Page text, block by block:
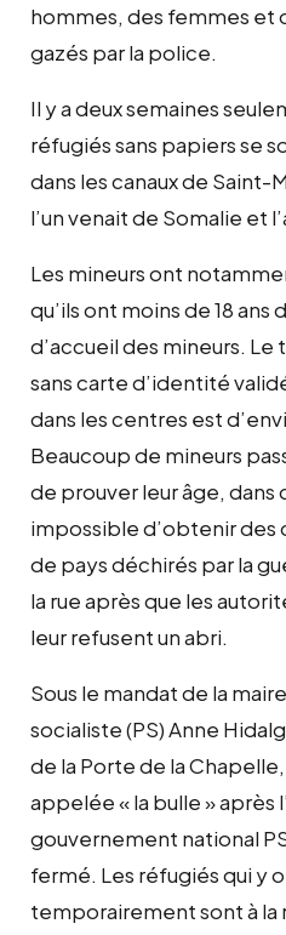
hommes, des femmes et
gazés par la police.
Il y a deux semaines
réfugiés sans papiers se
dans les canaux de Saint-
l’un venait de Somalie et
Les mineurs ont
qu’ils ont moins de 18 ans
d’accueil des mineurs. Le
sans carte d’identité
dans les centres est
Beaucoup de mineurs
de prouver leur âge, dans
impossible d’obtenir
de pays déchirés par la
la rue après que les
leur refusent un abri.
Sous le mandat de la
socialiste (PS) Anne
de la Porte de la
appelée « la bulle » après
gouvernement national
fermé. Les réfugiés qui y
temporairement sont à la